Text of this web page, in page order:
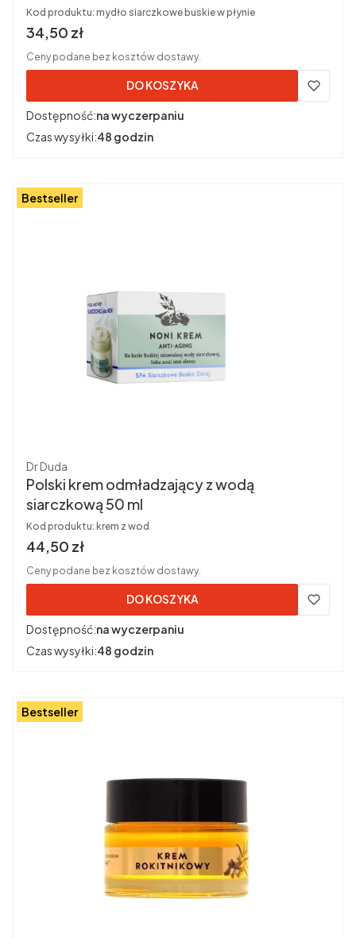
Kod produktu: mydło siarczkowe buskie w płynie
Cena brutto
34,50 zł
Ceny podane bez kosztów dostawy.
DO KOSZYKA
Dostępność:na wyczerpaniu
Czas wysyłki:48 godzin
Bestseller
Producent
Dr Duda
Polski krem odmładzający z wodą
siarczkową 50 ml
Kod produktu: krem z wod
Cena brutto
44,50 zł
Ceny podane bez kosztów dostawy.
DO KOSZYKA
Dostępność:na wyczerpaniu
Czas wysyłki:48 godzin
Bestseller